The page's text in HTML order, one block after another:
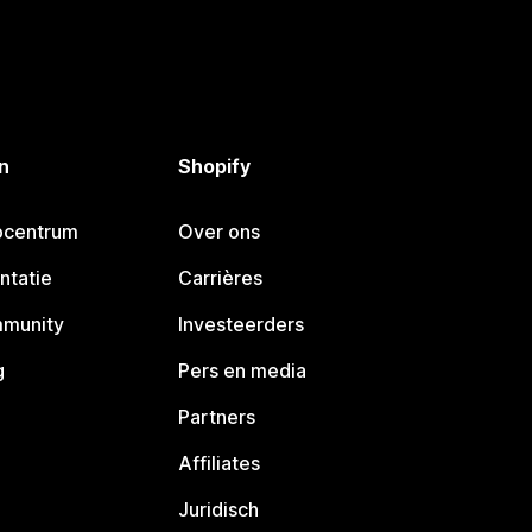
Shopify
Over ons
Carrières
Investeerders
Pers en media
Partners
Affiliates
Juridisch